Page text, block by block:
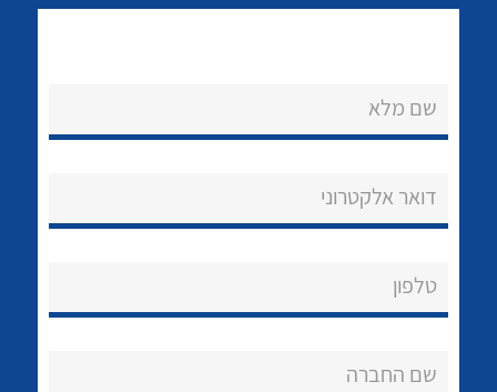
נקודות מכירה
שאלות ותשובות
שם מלא
דואר אלקטרוני
טלפון
שם החברה